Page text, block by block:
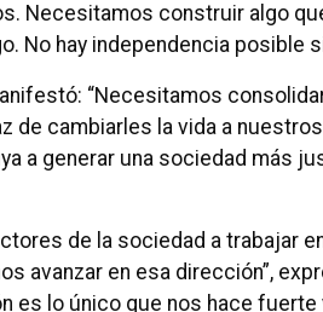
Necesitamos construir algo
No hay independencia posible
“Necesitamos
de cambiarles la vida a
a generar una sociedad más
de la sociedad a trabajar
avanzar en esa dirección”,
es lo único que nos hace fuerte